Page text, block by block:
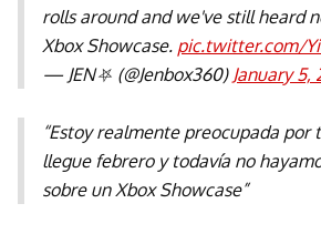
rolls around and we've still heard
Xbox Showcase. pic.twitter.com/
— JEN⛧ (@Jenbox360) January 5,
“Estoy realmente preocupada por
llegue febrero y todavía no
sobre un Xbox Showcase”